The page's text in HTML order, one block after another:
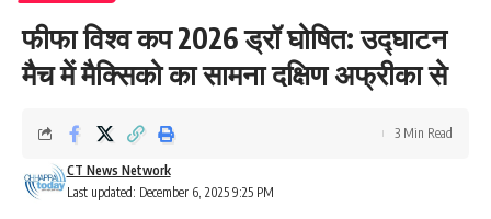
फीफा विश्व कप 2026 ड्रॉ घोषित: उद्घाटन
मैच में मैक्सिको का सामना दक्षिण अफ्रीका से
Last updated: December 6, 2025 9:25 PM
CT News Network
3 Min Read